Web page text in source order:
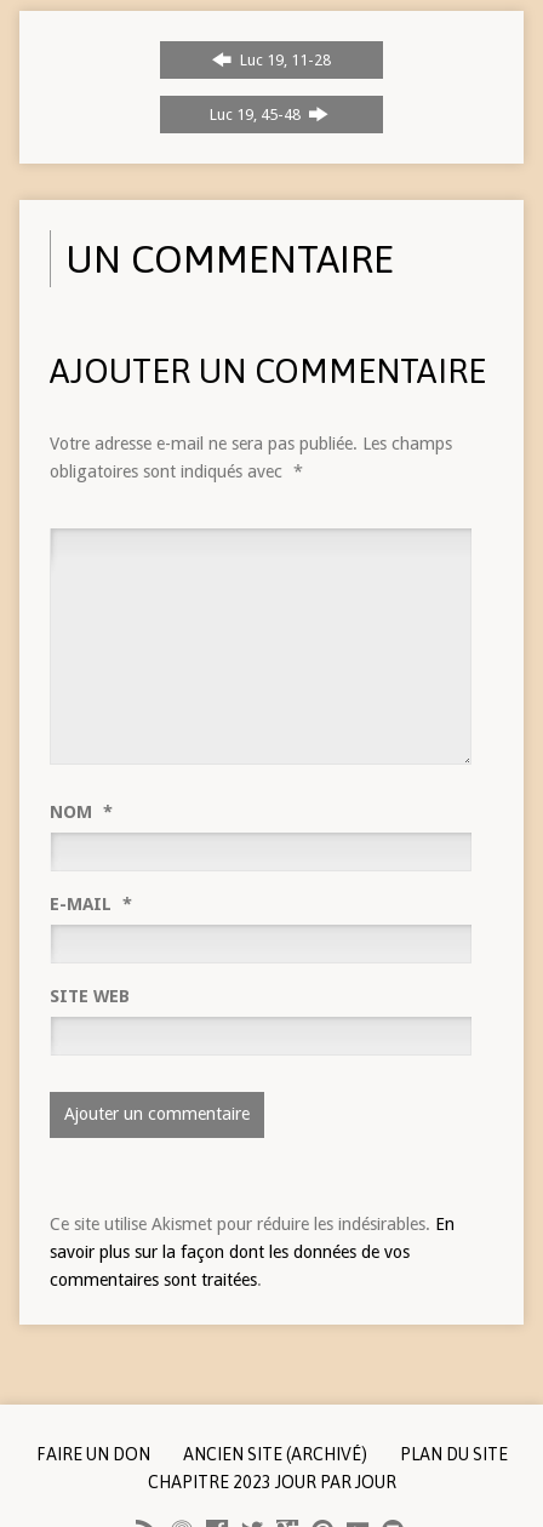
Luc 19, 11-28
Luc 19, 45-48
UN COMMENTAIRE
AJOUTER UN COMMENTAIRE
Votre adresse e-mail ne sera pas publiée. Les champs
obligatoires sont indiqués avec *
NOM *
E-MAIL *
SITE WEB
Ce site utilise Akismet pour réduire les indésirables. En
savoir plus sur la façon dont les données de vos
commentaires sont traitées.
FAIRE UN DON ANCIEN SITE (ARCHIVÉ)
PLAN DU SITE
CHAPITRE 2023 JOUR PAR JOUR